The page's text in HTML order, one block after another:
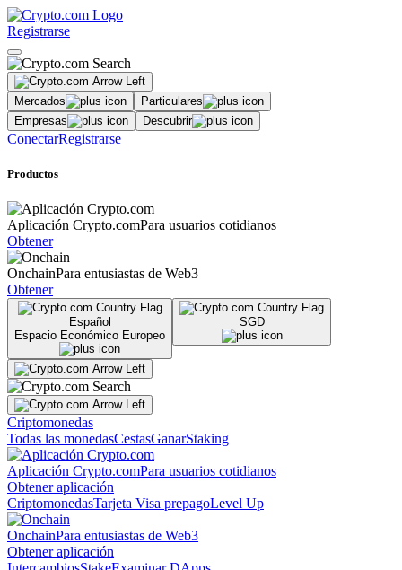
Registrarse
Mercados
Particulares
Empresas
Descubrir
ConectarRegistrarse
Productos
Aplicación Crypto.comPara usuarios cotidianos
Obtener
OnchainPara entusiastas de Web3
Obtener
Español
Espacio Económico Europeo
SGD
Criptomonedas
Todas las monedasCestasGanarStaking
Aplicación Crypto.comPara usuarios cotidianos
Obtener aplicación
CriptomonedasTarjeta Visa prepagoLevel Up
OnchainPara entusiastas de Web3
Obtener aplicación